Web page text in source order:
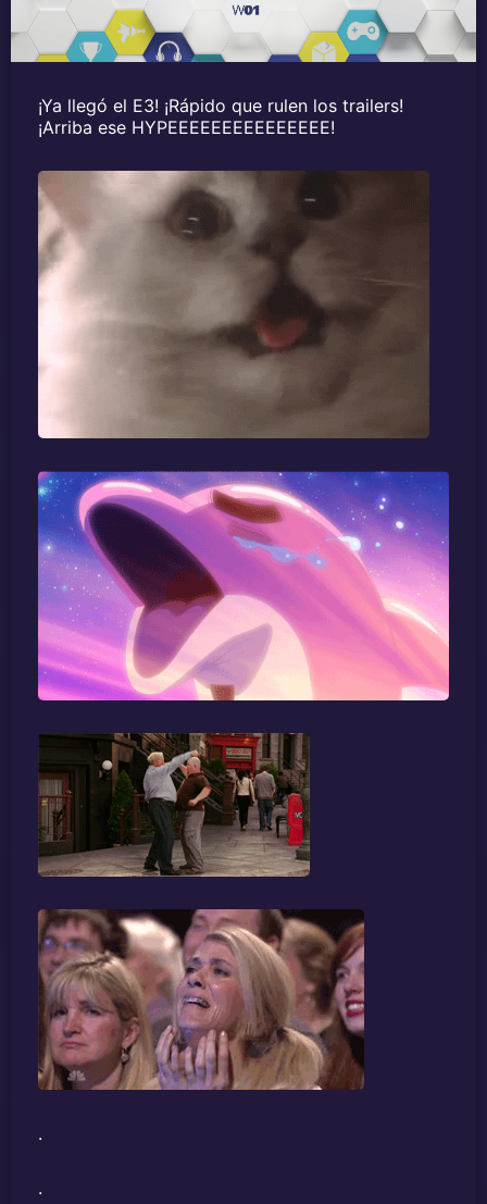
¡Ya llegó el E3! ¡Rápido que rulen los trailers!
¡Arriba ese HYPEEEEEEEEEEEEEEE!
.
.